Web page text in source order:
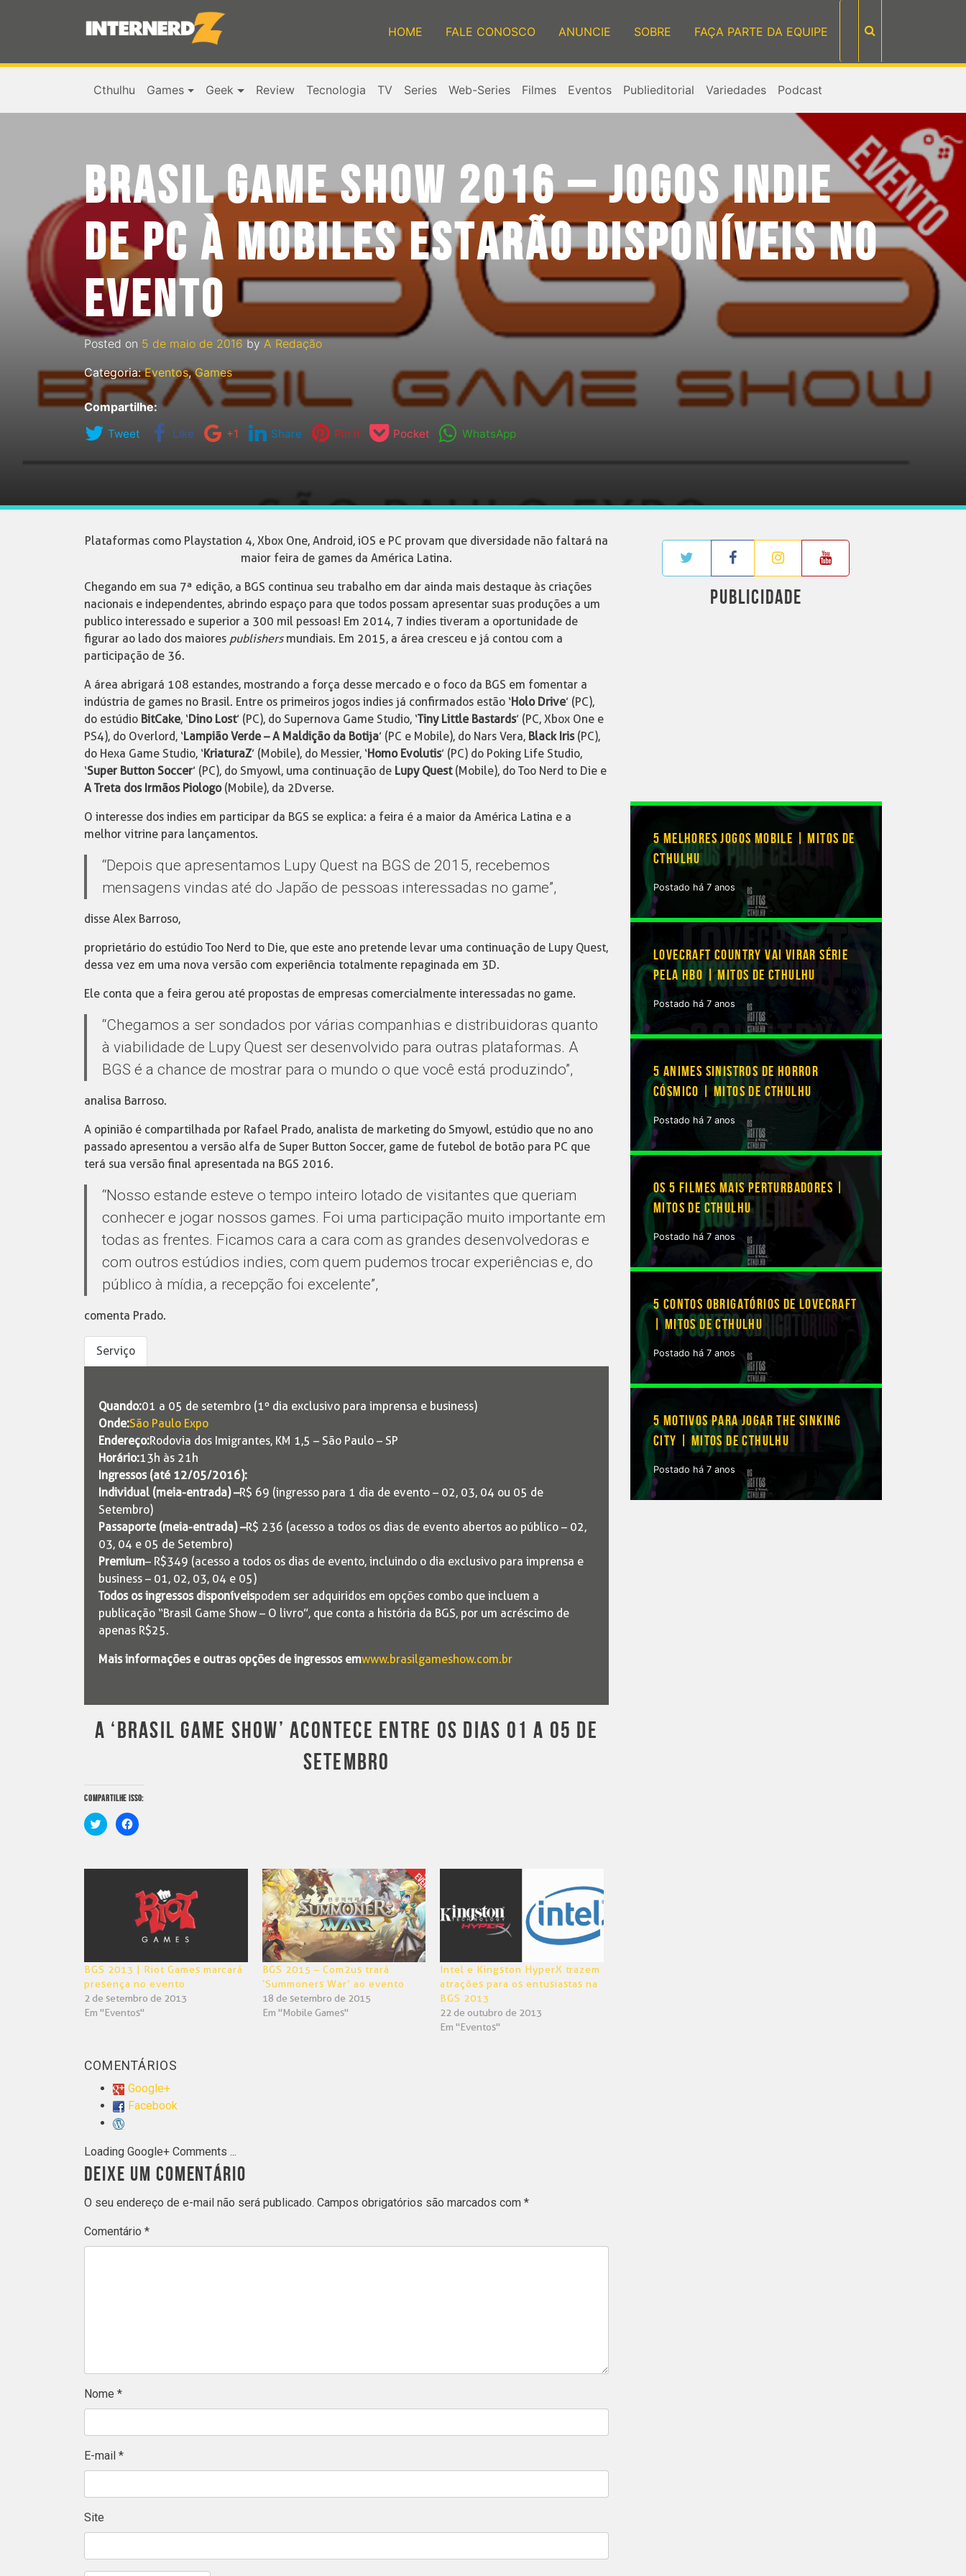
HOME FALE CONOSCO ANUNCIE SOBRE FAÇA PARTE DA EQUIPE
Cthulhu Games Geek Review Tecnologia TV Series Web-Series Filmes Eventos Publieditorial Variedades Podcast
BRASIL GAME SHOW 2016 – JOGOS INDIE
DE PC À MOBILES ESTARÃO DISPONÍVEIS NO
EVENTO
Posted on 5 de maio de 2016 by A Redação
Categoria:Eventos,Games
Compartilhe:
Tweet Like +1 Share Pin it Pocket WhatsApp
Plataformas como Playstation 4, Xbox One, Android, iOS e PC provam que diversidade não faltará na
maior feira de games da América Latina.
Chegando em sua 7ª edição, a BGS continua seu trabalho em dar ainda mais destaque às criações
nacionais e independentes, abrindo espaço para que todos possam apresentar suas produções a um
publico interessado e superior a 300 mil pessoas! Em 2014, 7 indies tiveram a oportunidade de
figurar ao lado dos maiores publishersmundiais. Em 2015, a área cresceu e já contou com a
participação de 36.
A área abrigará 108 estandes, mostrando a força desse mercado e o foco da BGS em fomentar a
indústria de games no Brasil. Entre os primeiros jogos indies já confirmados estão ‘Holo Drive’ (PC),
do estúdio BitCake, ‘Dino Lost’ (PC), do Supernova Game Studio, ‘Tiny Little Bastards’ (PC, Xbox One e
PS4), do Overlord, ‘Lampião Verde – A Maldição da Botija’ (PC e Mobile), do Nars Vera, Black Iris(PC),
do Hexa Game Studio, ‘KriaturaZ’ (Mobile), do Messier, ‘Homo Evolutis’ (PC) do Poking Life Studio,
‘Super Button Soccer’ (PC), do Smyowl, uma continuação de Lupy Quest(Mobile), do Too Nerd to Die e
A Treta dos Irmãos Piologo(Mobile), da 2Dverse.
O interesse dos indies em participar da BGS se explica: a feira é a maior da América Latina e a
melhor vitrine para lançamentos.
“Depois que apresentamos Lupy Quest na BGS de 2015, recebemos
mensagens vindas até do Japão de pessoas interessadas no game”,
disse Alex Barroso,
proprietário do estúdio Too Nerd to Die, que este ano pretende levar uma continuação de Lupy Quest,
dessa vez em uma nova versão com experiência totalmente repaginada em 3D.
Ele conta que a feira gerou até propostas de empresas comercialmente interessadas no game.
“Chegamos a ser sondados por várias companhias e distribuidoras quanto
à viabilidade de Lupy Quest ser desenvolvido para outras plataformas. A
BGS é a chance de mostrar para o mundo o que você está produzindo”,
analisa Barroso.
A opinião é compartilhada por Rafael Prado, analista de marketing do Smyowl, estúdio que no ano
passado apresentou a versão alfa de Super Button Soccer, game de futebol de botão para PC que
terá sua versão final apresentada na BGS 2016.
“Nosso estande esteve o tempo inteiro lotado de visitantes que queriam
conhecer e jogar nossos games. Foi uma participação muito importante em
todas as frentes. Ficamos cara a cara com as grandes desenvolvedoras e
com outros estúdios indies, com quem pudemos trocar experiências e, do
público à mídia, a recepção foi excelente”,
comenta Prado.
Serviço
Quando:01 a 05 de setembro (1º dia exclusivo para imprensa e business)
Onde:São Paulo Expo
Endereço:Rodovia dos Imigrantes, KM 1,5 – São Paulo – SP
Horário:13h às 21h
Ingressos (até 12/05/2016):
Individual (meia-entrada) –R$ 69 (ingresso para 1 dia de evento – 02, 03, 04 ou 05 de
Setembro)
Passaporte (meia-entrada) –R$ 236 (acesso a todos os dias de evento abertos ao público – 02,
03, 04 e 05 de Setembro)
Premium– R$349 (acesso a todos os dias de evento, incluindo o dia exclusivo para imprensa e
business – 01, 02, 03, 04 e 05)
Todos os ingressos disponíveispodem ser adquiridos em opções combo que incluem a
publicação “Brasil Game Show – O livro”, que conta a história da BGS, por um acréscimo de
apenas R$25.
Mais informações e outras opções de ingressos emwww.brasilgameshow.com.br
A ‘BRASIL GAME SHOW’ ACONTECE ENTRE OS DIAS 01 A 05 DE
SETEMBRO
COMPARTILHE ISSO:
Clique
para
em
Clique
para
em
janela)
BGS 2013 | Riot Games marcará
presença no evento
2 de setembro de 2013
Em "Eventos"
BGS 2015 – Com2us trará
‘Summoners War’ ao evento
18 de setembro de 2015
Em "Mobile Games"
Intel e Kingston HyperX trazem
atrações para os entusiastas na
BGS 2013
22 de outubro de 2013
Em "Eventos"
COMENTÁRIOS
Google+
Facebook
Loading Google+ Comments ...
DEIXE UM COMENTÁRIO
O seu endereço de e-mail não será publicado. Campos obrigatórios são marcados com *
Comentário *
Nome *
E-mail *
Site
PUBLICIDADE
5 MELHORES JOGOS MOBILE | MITOS DE
CTHULHU
Postado há 7 anos
LOVECRAFT COUNTRY VAI VIRAR SÉRIE
PELA HBO | MITOS DE CTHULHU
Postado há 7 anos
5 ANIMES SINISTROS DE HORROR
CÓSMICO | MITOS DE CTHULHU
Postado há 7 anos
OS 5 FILMES MAIS PERTURBADORES |
MITOS DE CTHULHU
Postado há 7 anos
5 CONTOS OBRIGATÓRIOS DE LOVECRAFT
| MITOS DE CTHULHU
Postado há 7 anos
5 MOTIVOS PARA JOGAR THE SINKING
CITY | MITOS DE CTHULHU
Postado há 7 anos